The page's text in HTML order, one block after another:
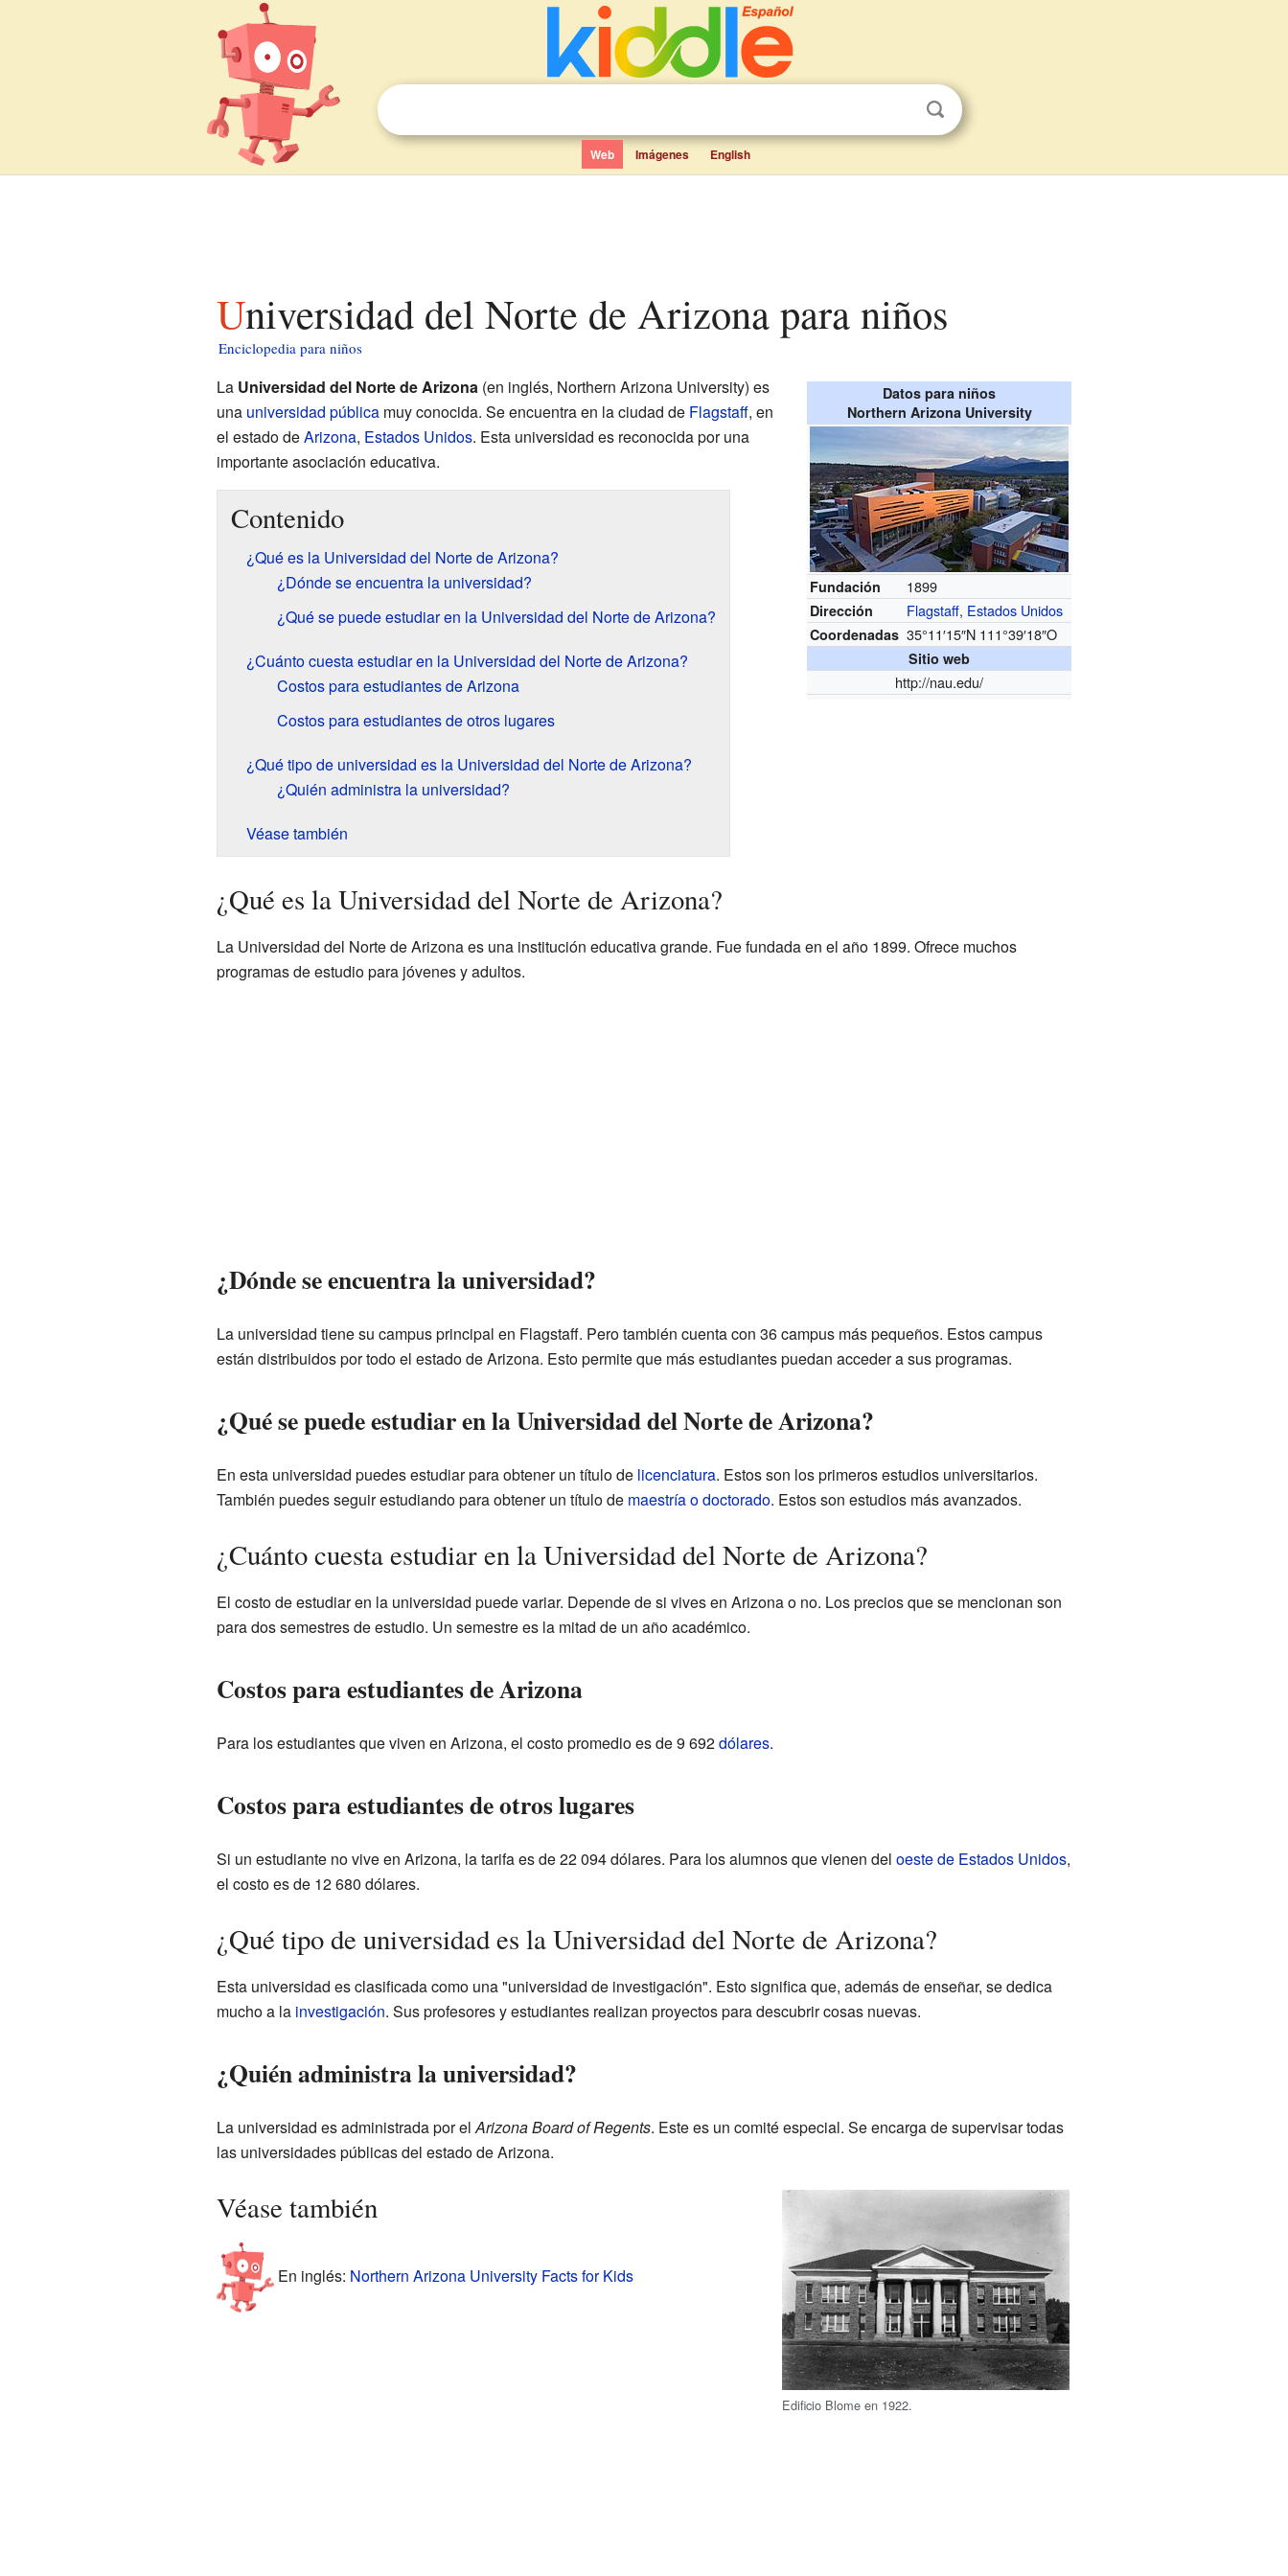
Web Imágenes English
Universidad del Norte de Arizona para niños
Enciclopedia para niños
Datos para niños
Northern Arizona University
Fundación 1899
Dirección Flagstaff, Estados Unidos
Coordenadas 35°11′15″N 111°39′18″O
Sitio web
http://nau.edu/
La Universidad del Norte de Arizona(en inglés, Northern Arizona University) es
una universidad públicamuy conocida. Se encuentra en la ciudad de Flagstaff, en
el estado deArizona, Estados Unidos. Esta universidad es reconocida por una
importante asociación educativa.
Contenido
¿Qué es la Universidad del Norte de Arizona?
¿Dónde se encuentra la universidad?
¿Qué se puede estudiar en la Universidad del Norte de Arizona?
¿Cuánto cuesta estudiar en la Universidad del Norte de Arizona?
Costos para estudiantes de Arizona
Costos para estudiantes de otros lugares
¿Qué tipo de universidad es la Universidad del Norte de Arizona?
¿Quién administra la universidad?
Véase también
¿Qué es la Universidad del Norte de Arizona?
La Universidad del Norte de Arizona es una institución educativa grande. Fue fundada en el año 1899. Ofrece muchos
programas de estudio para jóvenes y adultos.
¿Dónde se encuentra la universidad?
La universidad tiene su campus principal en Flagstaff. Pero también cuenta con 36 campus más pequeños. Estos campus
están distribuidos por todo el estado de Arizona. Esto permite que más estudiantes puedan acceder a sus programas.
¿Qué se puede estudiar en la Universidad del Norte de Arizona?
En esta universidad puedes estudiar para obtener un título de licenciatura. Estos son los primeros estudios universitarios.
También puedes seguir estudiando para obtener un título de maestría o doctorado. Estos son estudios más avanzados.
¿Cuánto cuesta estudiar en la Universidad del Norte de Arizona?
El costo de estudiar en la universidad puede variar. Depende de si vives en Arizona o no. Los precios que se mencionan son
para dos semestres de estudio. Un semestre es la mitad de un año académico.
Costos para estudiantes de Arizona
Para los estudiantes que viven en Arizona, el costo promedio es de 9 692dólares.
Costos para estudiantes de otros lugares
Si un estudiante no vive en Arizona, la tarifa es de 22 094 dólares. Para los alumnos que vienen del oeste de Estados Unidos,
el costo es de 12 680 dólares.
¿Qué tipo de universidad es la Universidad del Norte de Arizona?
Esta universidad es clasificada como una "universidad de investigación". Esto significa que, además de enseñar, se dedica
mucho a la investigación. Sus profesores y estudiantes realizan proyectos para descubrir cosas nuevas.
¿Quién administra la universidad?
La universidad es administrada por elArizona Board of Regents. Este es un comité especial. Se encarga de supervisar todas
las universidades públicas del estado de Arizona.
Edificio Blome en 1922.
Véase también
En inglés: Northern Arizona University Facts for Kids